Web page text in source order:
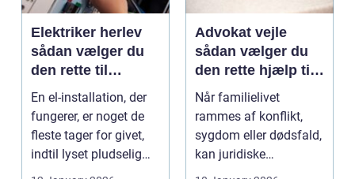
Elektriker herlev
sådan vælger du
den rette til
opgaven
En el-installation, der
fungerer, er noget de
fleste tager for givet,
indtil lyset pludselig
går, el...
Advokat vejle
sådan vælger du
den rette hjælp til
familien
Når familielivet
rammes af konflikt,
sygdom eller dødsfald,
kan juridiske
spørgsmål hurtigt